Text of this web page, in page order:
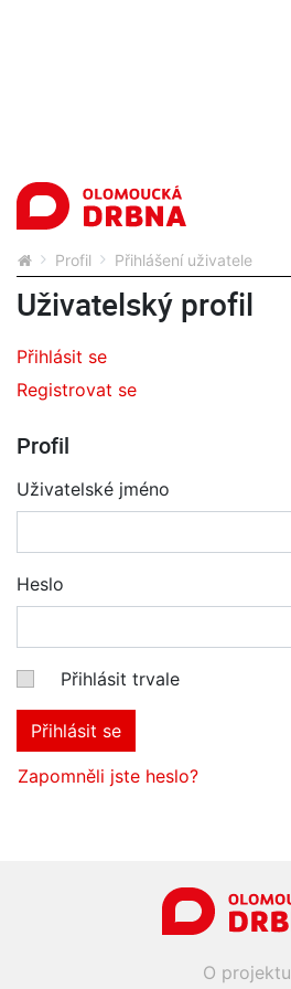
Profil Přihlášení uživatele
Uživatelský profil
Přihlásit se
Registrovat se
Profil
Uživatelské jméno
Heslo
Přihlásit trvale
Přihlásit se
Zapomněli jste heslo?
O projektu